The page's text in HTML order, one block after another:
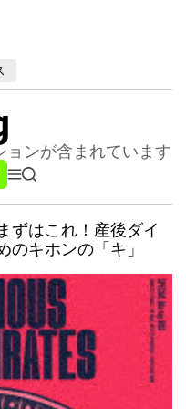
ョンが含まれています
M
e
u
S
e
r
c
h
ずはこれ！産後ダイ
のキホンの「キ」